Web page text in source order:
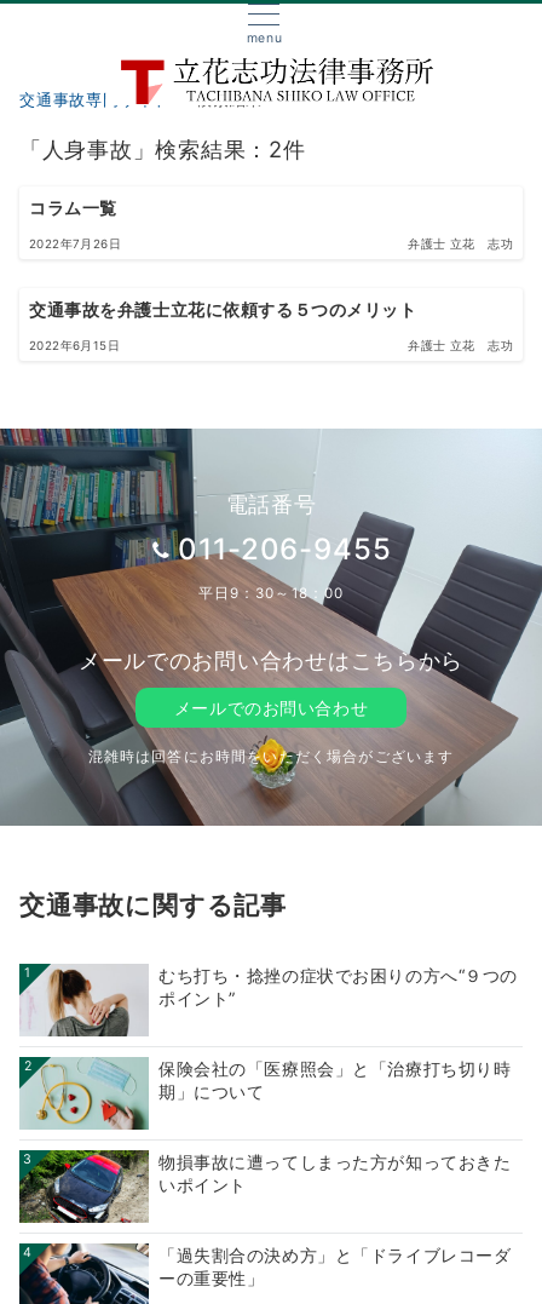
menu
交通事故専門サイト 検索結果
「人身事故」検索結果：2件
コラム一覧
2022年7月26日 弁護士 立花 志功
交通事故を弁護士立花に依頼する５つのメリット
2022年6月15日 弁護士 立花 志功
電話番号
011-206-9455
平日9：30～18：00
メールでのお問い合わせはこちらから
メールでのお問い合わせ
混雑時は回答にお時間をいただく場合がございます
交通事故に関する記事
1
むち打ち・捻挫の症状でお困りの方へ“９つの
ポイント”
2
保険会社の「医療照会」と「治療打ち切り時
期」について
3
物損事故に遭ってしまった方が知っておきた
いポイント
4
「過失割合の決め方」と「ドライブレコーダ
ーの重要性」